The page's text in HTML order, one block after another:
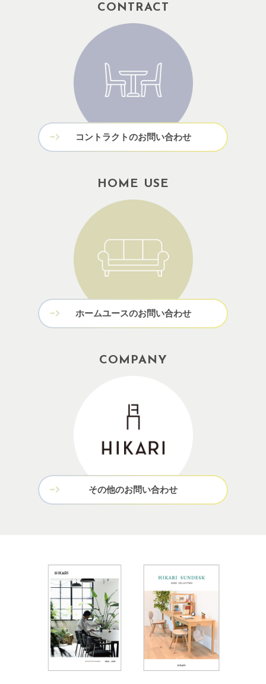
CONTRACT
コントラクトのお問い合わせ
HOME USE
ホームユースのお問い合わせ
COMPANY
その他のお問い合わせ